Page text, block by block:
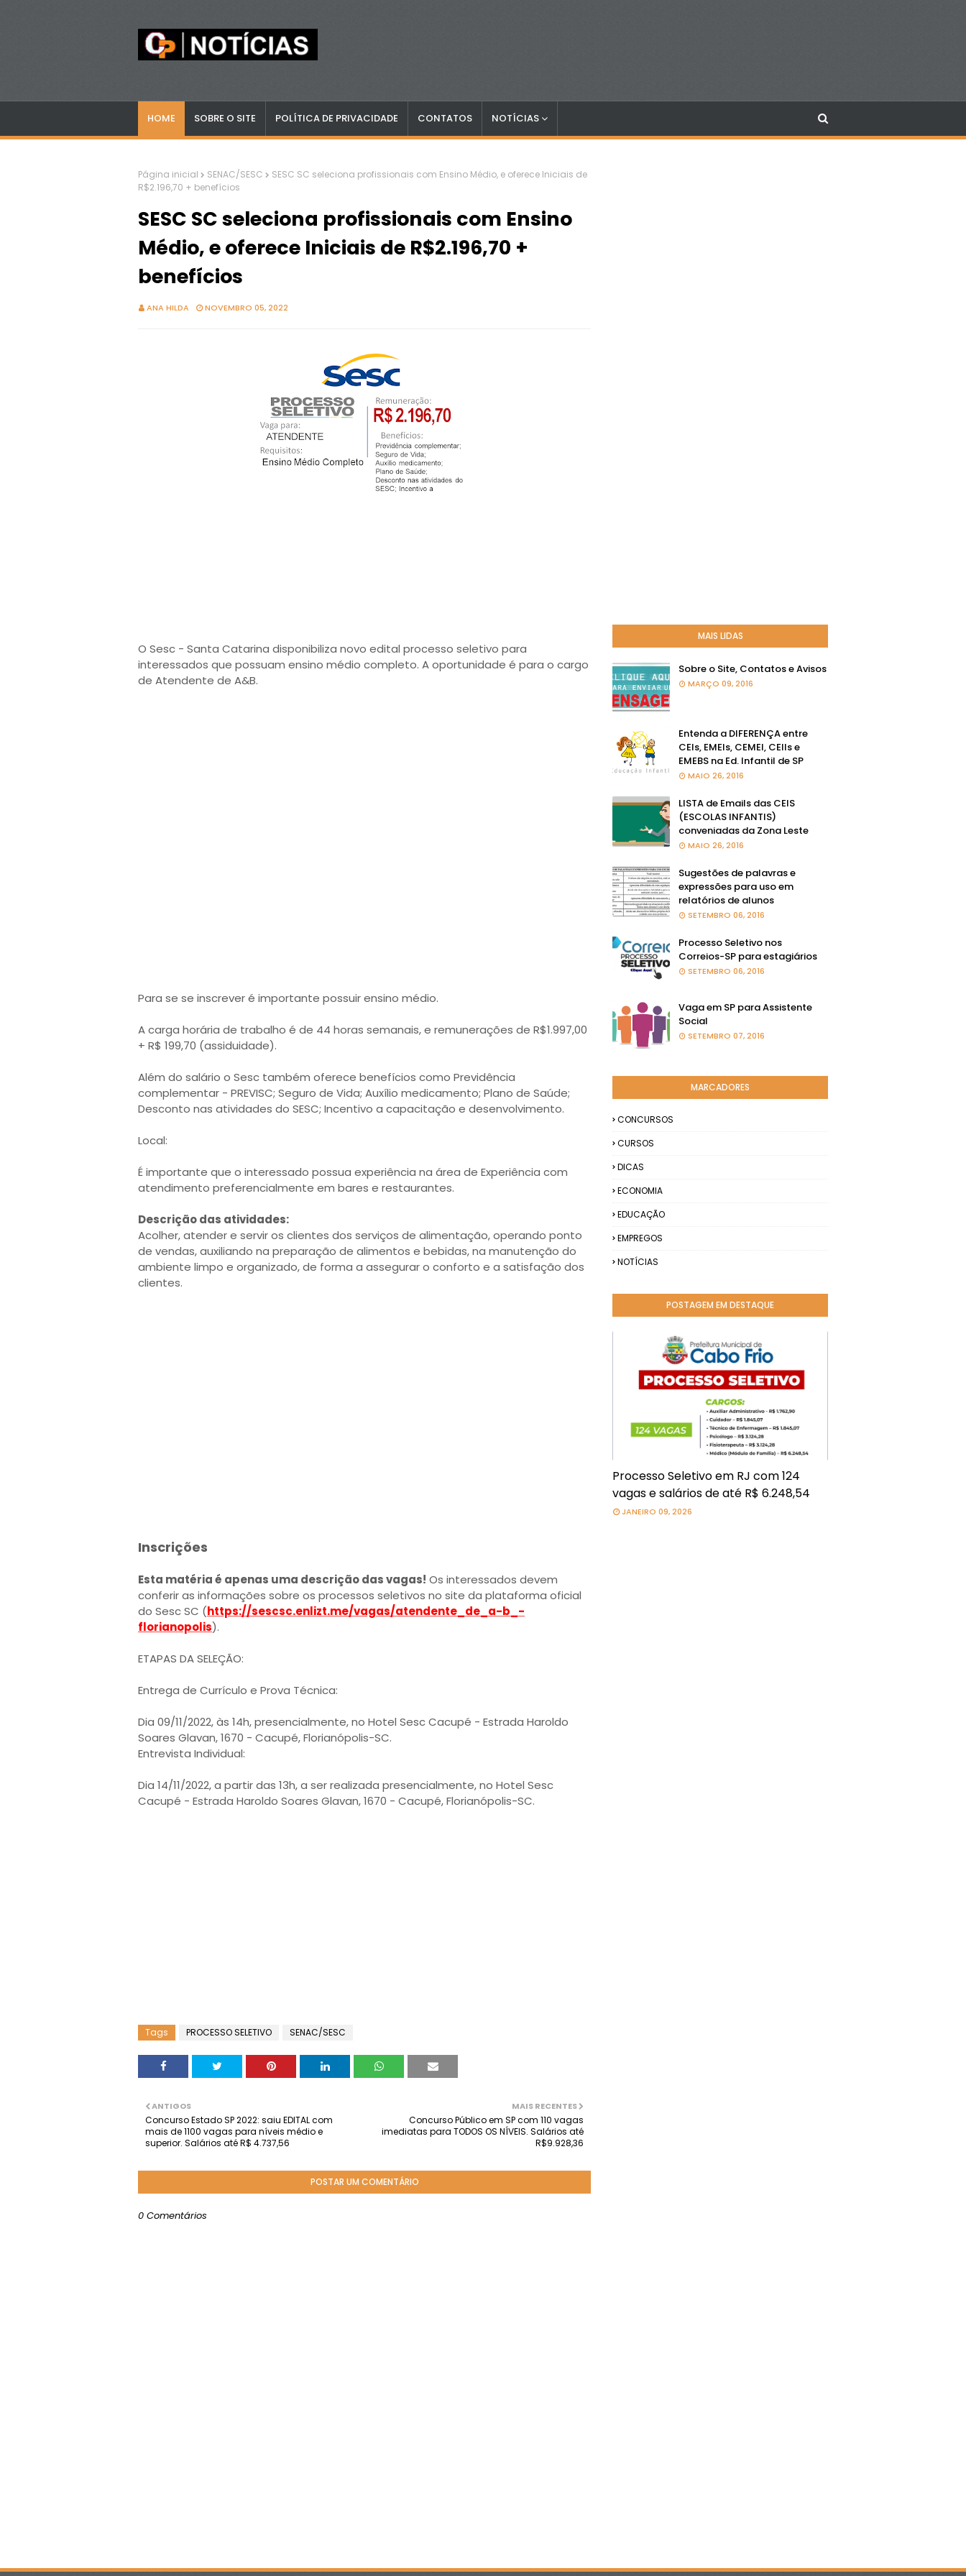
HOME SOBRE O SITE POLÍTICA DE PRIVACIDADE CONTATOS NOTÍCIAS
Página inicial SENAC/SESC
SESC SC seleciona profissionais com Ensino Médio, e oferece Iniciais de
R$2.196,70 + benefícios
SESC SC seleciona profissionais com Ensino
Médio, e oferece Iniciais de R$2.196,70 +
benefícios
ANA HILDA NOVEMBRO 05, 2022
O Sesc - Santa Catarina disponibiliza novo edital processo seletivo para
interessados que possuam ensino médio completo. A oportunidade é para o cargo
de Atendente de A&B.
Para se se inscrever é importante possuir ensino médio.
A carga horária de trabalho é de 44 horas semanais, e remunerações de R$1.997,00
+ R$ 199,70 (assiduidade).
Além do salário o Sesc também oferece benefícios como Previdência
complementar - PREVISC; Seguro de Vida; Auxílio medicamento; Plano de Saúde;
Desconto nas atividades do SESC; Incentivo a capacitação e desenvolvimento.
Local:
É importante que o interessado possua experiência na área de Experiência com
atendimento preferencialmente em bares e restaurantes.
Descrição das atividades:
Acolher, atender e servir os clientes dos serviços de alimentação, operando ponto
de vendas, auxiliando na preparação de alimentos e bebidas, na manutenção do
ambiente limpo e organizado, de forma a assegurar o conforto e a satisfação dos
clientes.
Inscrições
Esta matéria é apenas uma descrição das vagas! Os interessados devem
conferir as informações sobre os processos seletivos no site da plataforma oficial
do Sesc SC (https://sescsc.enlizt.me/vagas/atendente_de_a-b_-
florianopolis).
ETAPAS DA SELEÇÃO:
Entrega de Currículo e Prova Técnica:
Dia 09/11/2022, às 14h, presencialmente, no Hotel Sesc Cacupé - Estrada Haroldo
Soares Glavan, 1670 - Cacupé, Florianópolis-SC.
Entrevista Individual:
Dia 14/11/2022, a partir das 13h, a ser realizada presencialmente, no Hotel Sesc
Cacupé - Estrada Haroldo Soares Glavan, 1670 - Cacupé, Florianópolis-SC.
Tags PROCESSO SELETIVO SENAC/SESC
MAIS RECENTES
Concurso Público em SP com 110 vagas
imediatas para TODOS OS NÍVEIS. Salários até
R$9.928,36
ANTIGOS
Concurso Estado SP 2022: saiu EDITAL com
mais de 1100 vagas para níveis médio e
superior. Salários até R$ 4.737,56
POSTAR UM COMENTÁRIO
0 Comentários
MAIS LIDAS
Sobre o Site, Contatos e Avisos
MARÇO 09, 2016
Entenda a DIFERENÇA entre
CEIs, EMEIs, CEMEI, CEIIs e
EMEBS na Ed. Infantil de SP
MAIO 26, 2016
LISTA de Emails das CEIS
(ESCOLAS INFANTIS)
conveniadas da Zona Leste
MAIO 26, 2016
Sugestões de palavras e
expressões para uso em
relatórios de alunos
SETEMBRO 06, 2016
Processo Seletivo nos
Correios-SP para estagiários
SETEMBRO 06, 2016
Vaga em SP para Assistente
Social
SETEMBRO 07, 2016
MARCADORES
CONCURSOS
CURSOS
DICAS
ECONOMIA
EDUCAÇÃO
EMPREGOS
NOTÍCIAS
POSTAGEM EM DESTAQUE
Processo Seletivo em RJ com 124
vagas e salários de até R$ 6.248,54
JANEIRO 09, 2026